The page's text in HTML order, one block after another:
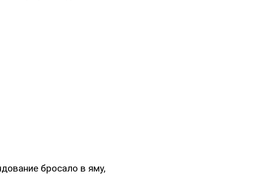
бросало в яму,